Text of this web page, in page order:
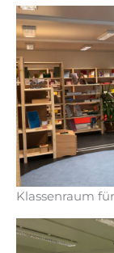
Klassenraum